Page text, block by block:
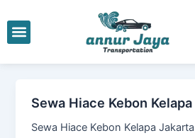
ke
konten
Menu
Sewa Hiace Kebon Kelapa
Sewa Hiace Kebon Kelapa